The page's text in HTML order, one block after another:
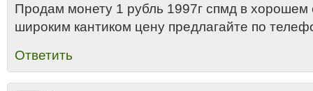
Продам монету 1 рубль 1997г спмд в хорошем
широким кантиком цену предлагайте по
Ответить